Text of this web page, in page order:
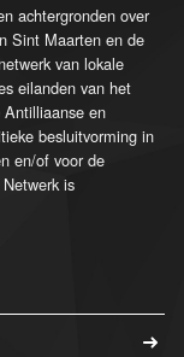
achtergronden over
Sint Maarten en de
van lokale
eilanden van het
en
besluitvorming in
en/of voor de
is